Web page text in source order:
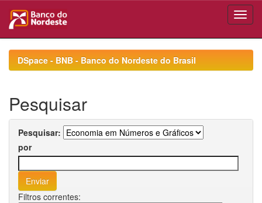
navigationDSpace - BNB - Banco do Nordeste do Brasil
Pesquisar
Pesquisar:
por
Filtros correntes: